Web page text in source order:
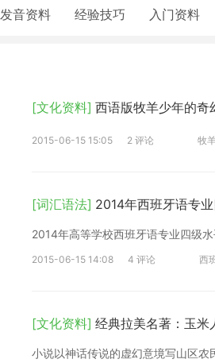
发音资料 经验技巧 入门资料
[文化资料] 西语版牧羊少年的奇
2015-06-15 15:05 2 评论 牧
[词汇语法] 2014年西班牙语专
2014年高等学校西班牙语专业四级
2015-06-15 14:08 4 评论 西
[文化资料] 经典拉美名著：玉米
小说以神话传说的虚幻意境写山区